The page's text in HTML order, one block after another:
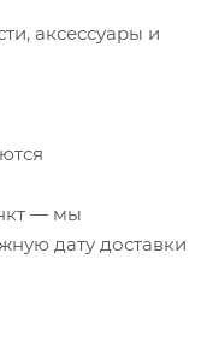
аксессуары и
— мы
дату доставки